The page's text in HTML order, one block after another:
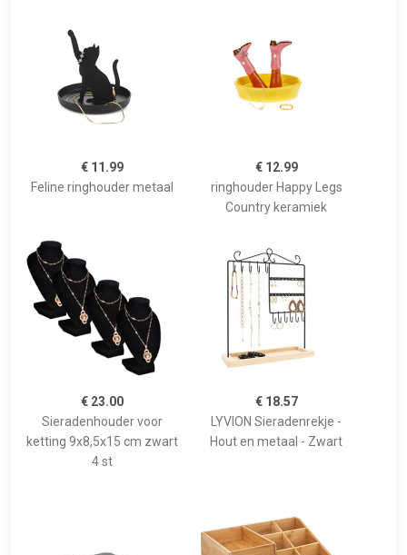
€ 11.99
Feline ringhouder metaal
€ 12.99
ringhouder Happy Legs
Country keramiek
€ 23.00
Sieradenhouder voor
ketting 9x8,5x15 cm zwart
4 st
€ 18.57
LYVION Sieradenrekje -
Hout en metaal - Zwart